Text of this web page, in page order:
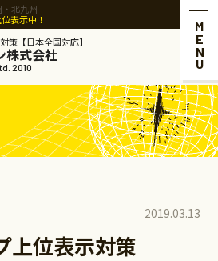
北九州
中！
策【日本全国対応】
株式会社
2010 MENU
2019.03.13
上位表示対策